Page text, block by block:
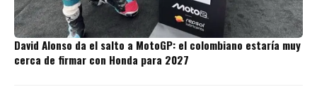
David Alonso da el salto a MotoGP: el colombiano estaría muy
cerca de firmar con Honda para 2027